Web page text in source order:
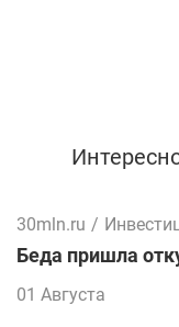
30mln.ru /
Беда пришла
01 Августа